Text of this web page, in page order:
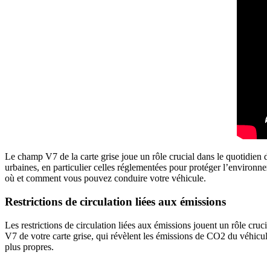
Le champ V7 de la carte grise joue un rôle crucial dans le quotidien
urbaines, en particulier celles réglementées pour protéger
où et comment vous pouvez conduire votre véhicule.
Restrictions de circulation liées aux émissions
Les restrictions de circulation liées aux émissions jouent un rôle
V7 de votre carte grise, qui révèlent les émissions de CO2 du
plus propres.